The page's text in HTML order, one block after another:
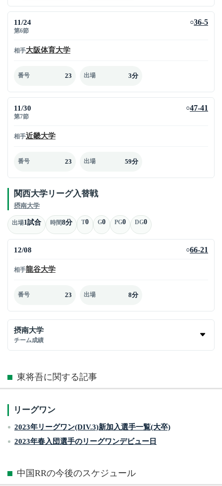
11/24
第6節
○36-5
相手大阪体育大学
番号 23 出場 3分
11/30
第7節
○47-41
相手近畿大学
番号 23 出場 59分
関西大学リーグ入替戦
摂南大学
出場1試合 時間8分 T0 G0 PG0 DG0
12/08 ○66-21
相手龍谷大学
番号 23 出場 8分
摂南大学
チーム成績
東将吾に関する記事
リーグワン
2023年リーグワン(DIV.3)新加入選手一覧(大卒)
2023年春入団選手のリーグワンデビュー日
中国RRの今後のスケジュール